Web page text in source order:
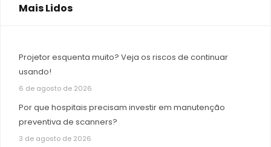
Mais Lidos
Projetor esquenta muito? Veja os riscos de continuar
usando!
6 de agosto de 2026
Por que hospitais precisam investir em manutenção
preventiva de scanners?
3 de agosto de 2026